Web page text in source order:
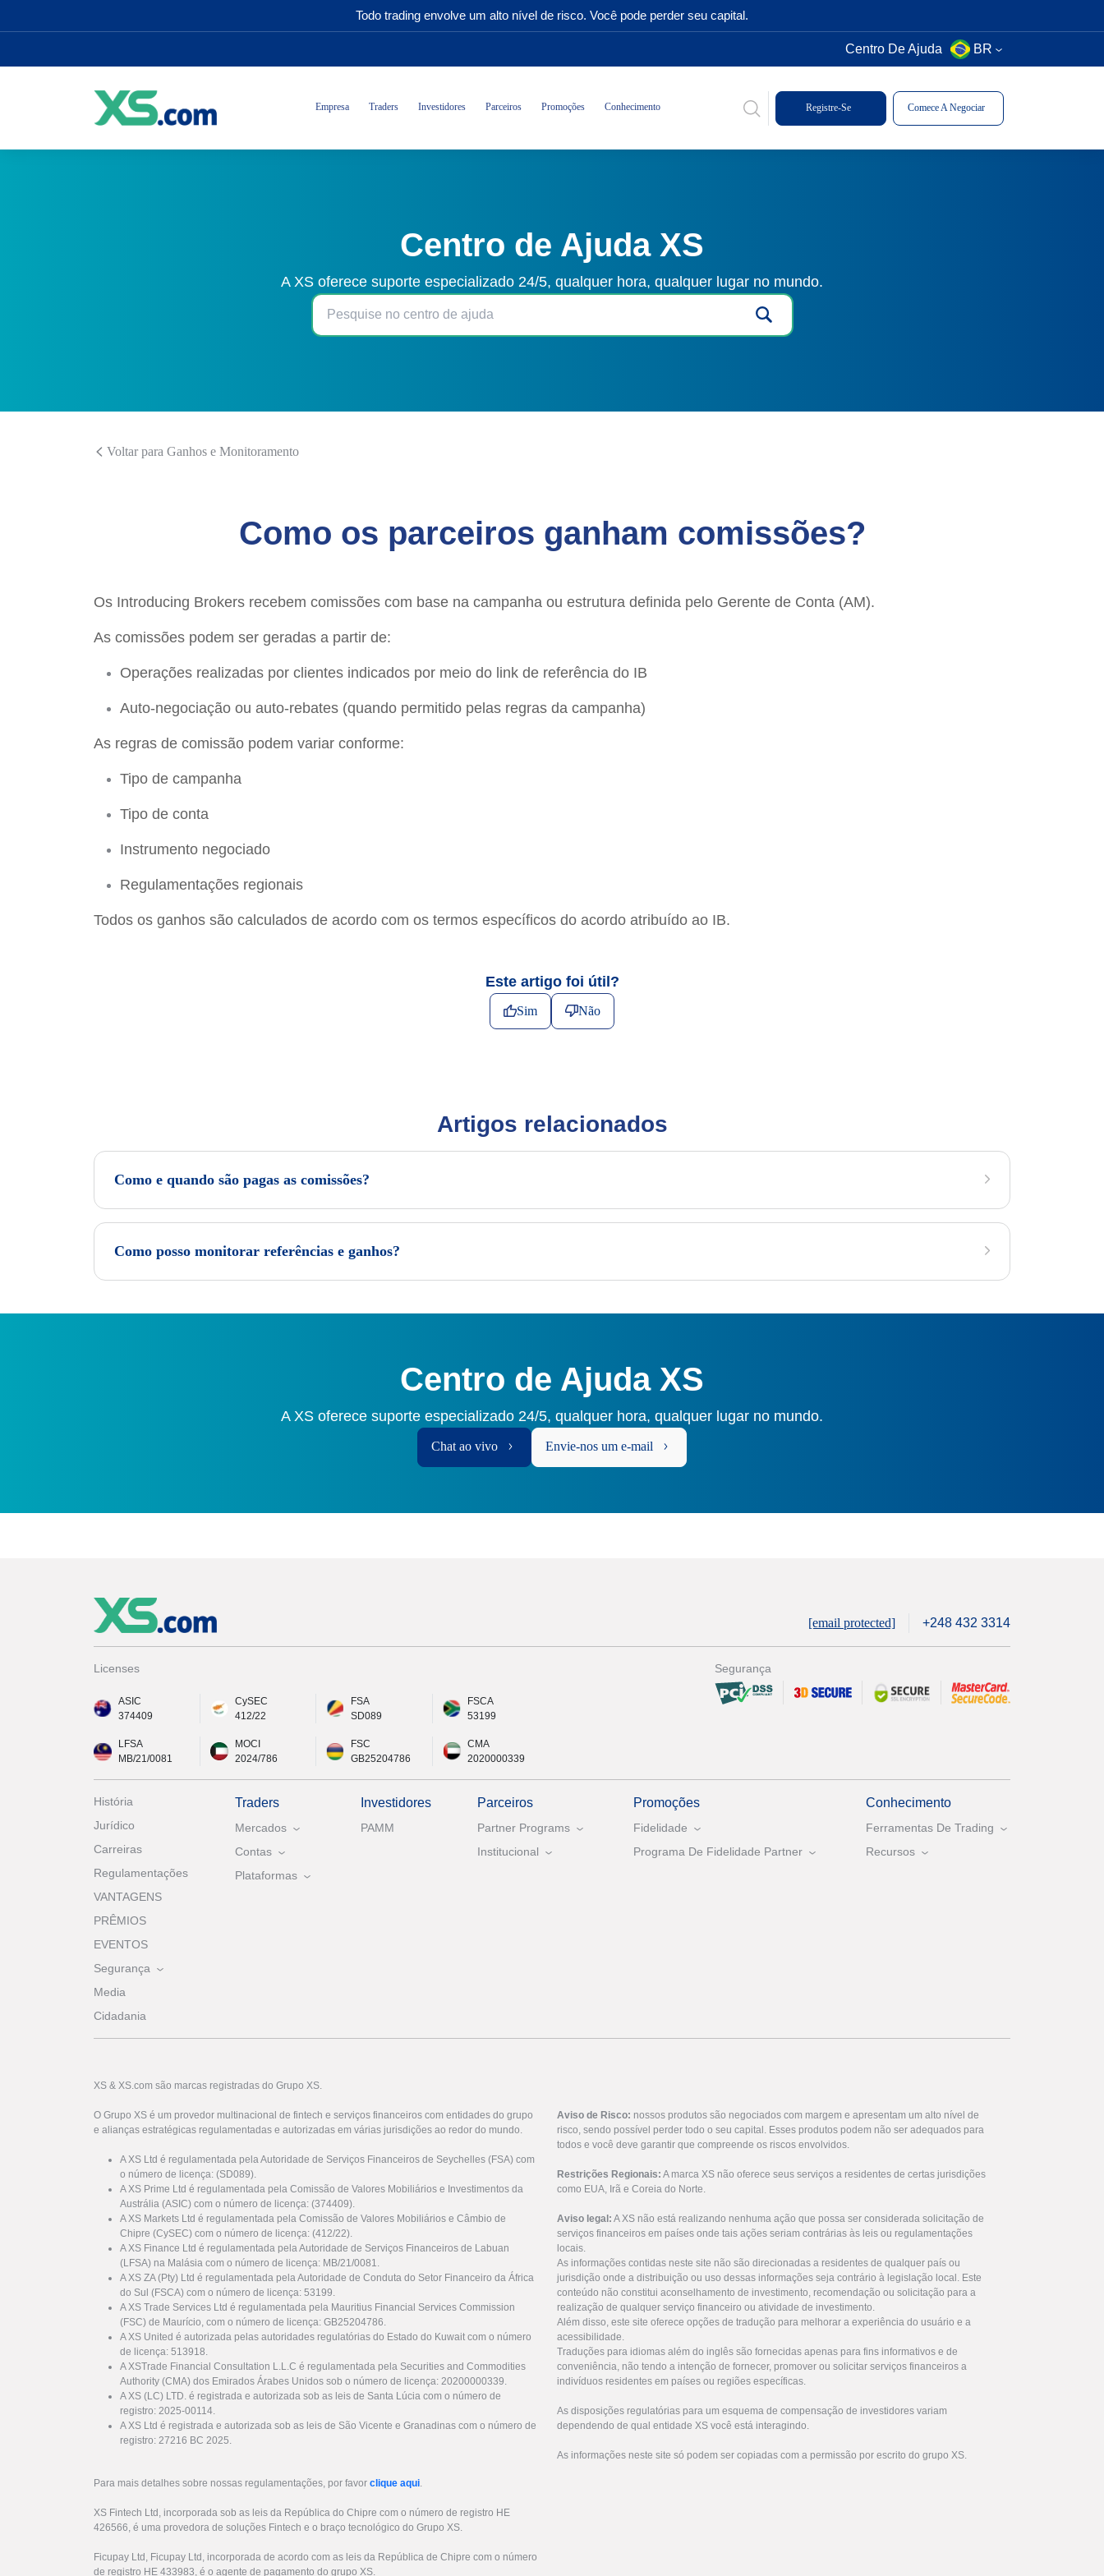
Todo trading envolve um alto nível de risco. Você pode perder seu capital.
Centro De Ajuda BR
Empresa Traders Investidores Parceiros Promoções Conhecimento Registre-Se Comece A Negociar
Centro de Ajuda XS
A XS oferece suporte especializado 24/5, qualquer hora, qualquer lugar no mundo.
Voltar para Ganhos e Monitoramento
Como os parceiros ganham comissões?
Os Introducing Brokers recebem comissões com base na campanha ou estrutura definida pelo Gerente de Conta (AM).
As comissões podem ser geradas a partir de:
Operações realizadas por clientes indicados por meio do link de referência do IB
Auto-negociação ou auto-rebates (quando permitido pelas regras da campanha)
As regras de comissão podem variar conforme:
Tipo de campanha
Tipo de conta
Instrumento negociado
Regulamentações regionais
Todos os ganhos são calculados de acordo com os termos específicos do acordo atribuído ao IB.
Este artigo foi útil?
Sim Não
Artigos relacionados
Como e quando são pagas as comissões?
Como posso monitorar referências e ganhos?
Centro de Ajuda XS
A XS oferece suporte especializado 24/5, qualquer hora, qualquer lugar no mundo.
Chat ao vivo Envie-nos um e-mail
[email protected] +248 432 3314
Licenses
ASIC
374409
CySEC
412/22
FSA
SD089
FSCA
53199
LFSA
MB/21/0081
MOCI
2024/786
FSC
GB25204786
CMA
2020000339
Segurança
História
Jurídico
Carreiras
Regulamentações
VANTAGENS
PRÊMIOS
EVENTOS
Segurança
Media
Cidadania
Traders
Mercados
Contas
Plataformas
Investidores
PAMM
Parceiros
Partner Programs
Institucional
Promoções
Fidelidade
Programa De Fidelidade Partner
Conhecimento
Ferramentas De Trading
Recursos
XS & XS.com são marcas registradas do Grupo XS.
O Grupo XS é um provedor multinacional de fintech e serviços financeiros com entidades do grupo
e alianças estratégicas regulamentadas e autorizadas em várias jurisdições ao redor do mundo.
A XS Ltd é regulamentada pela Autoridade de Serviços Financeiros de Seychelles (FSA) com
o número de licença: (SD089).
A XS Prime Ltd é regulamentada pela Comissão de Valores Mobiliários e Investimentos da
Austrália (ASIC) com o número de licença: (374409).
A XS Markets Ltd é regulamentada pela Comissão de Valores Mobiliários e Câmbio de
Chipre (CySEC) com o número de licença: (412/22).
A XS Finance Ltd é regulamentada pela Autoridade de Serviços Financeiros de Labuan
(LFSA) na Malásia com o número de licença: MB/21/0081.
A XS ZA (Pty) Ltd é regulamentada pela Autoridade de Conduta do Setor Financeiro da África
do Sul (FSCA) com o número de licença: 53199.
A XS Trade Services Ltd é regulamentada pela Mauritius Financial Services Commission
(FSC) de Maurício, com o número de licença: GB25204786.
A XS United é autorizada pelas autoridades regulatórias do Estado do Kuwait com o número
de licença: 513918.
A XSTrade Financial Consultation L.L.C é regulamentada pela Securities and Commodities
Authority (CMA) dos Emirados Árabes Unidos sob o número de licença: 20200000339.
A XS (LC) LTD. é registrada e autorizada sob as leis de Santa Lúcia com o número de
registro: 2025-00114.
A XS Ltd é registrada e autorizada sob as leis de São Vicente e Granadinas com o número de
registro: 27216 BC 2025.
Para mais detalhes sobre nossas regulamentações, por favor clique aqui.
XS Fintech Ltd, incorporada sob as leis da República do Chipre com o número de registro HE
426566, é uma provedora de soluções Fintech e o braço tecnológico do Grupo XS.
Ficupay Ltd, Ficupay Ltd, incorporada de acordo com as leis da República de Chipre com o número
de registro HE 433983, é o agente de pagamento do grupo XS.
Aviso de Risco: nossos produtos são negociados com margem e apresentam um alto nível de
risco, sendo possível perder todo o seu capital. Esses produtos podem não ser adequados para
todos e você deve garantir que compreende os riscos envolvidos.
Restrições Regionais: A marca XS não oferece seus serviços a residentes de certas jurisdições
como EUA, Irã e Coreia do Norte.
Aviso legal: A XS não está realizando nenhuma ação que possa ser considerada solicitação de
serviços financeiros em países onde tais ações seriam contrárias às leis ou regulamentações
locais.
As informações contidas neste site não são direcionadas a residentes de qualquer país ou
jurisdição onde a distribuição ou uso dessas informações seja contrário à legislação local. Este
conteúdo não constitui aconselhamento de investimento, recomendação ou solicitação para a
realização de qualquer serviço financeiro ou atividade de investimento.
Além disso, este site oferece opções de tradução para melhorar a experiência do usuário e a
acessibilidade.
Traduções para idiomas além do inglês são fornecidas apenas para fins informativos e de
conveniência, não tendo a intenção de fornecer, promover ou solicitar serviços financeiros a
indivíduos residentes em países ou regiões específicas.
As disposições regulatórias para um esquema de compensação de investidores variam
dependendo de qual entidade XS você está interagindo.
As informações neste site só podem ser copiadas com a permissão por escrito do grupo XS.